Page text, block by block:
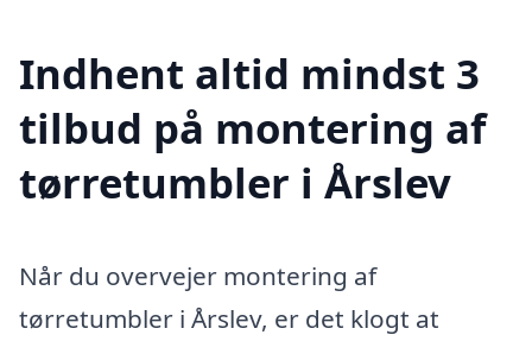
Indhent altid mindst 3
tilbud på montering af
tørretumbler i Årslev
Når du overvejer montering af
tørretumbler i Årslev, er det klogt at